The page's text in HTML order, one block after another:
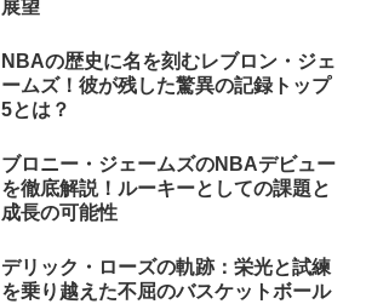
展望
NBAの歴史に名を刻むレブロン・ジェ
ームズ！彼が残した驚異の記録トップ
5とは？
ブロニー・ジェームズのNBAデビュー
を徹底解説！ルーキーとしての課題と
成長の可能性
デリック・ローズの軌跡：栄光と試練
を乗り越えた不屈のバスケットボール